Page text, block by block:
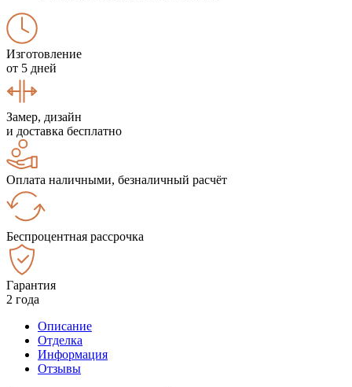
Изготовление
от 5 дней
Замер, дизайн
и доставка бесплатно
Оплата наличными, безналичный расчёт
Беспроцентная рассрочка
Гарантия
2 года
Описание
Отделка
Информация
Отзывы